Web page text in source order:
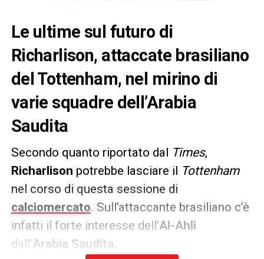
Le ultime sul futuro di
Richarlison, attaccate brasiliano
del Tottenham, nel mirino di
varie squadre dell’Arabia
Saudita
Secondo quanto riportato dal Times,
Richarlison potrebbe lasciare il Tottenham
nel corso di questa sessione di
calciomercato. Sull’attaccante brasiliano c’è
infatti il forte interesse dell’Al-Ahli
dall’Arabia Saudita